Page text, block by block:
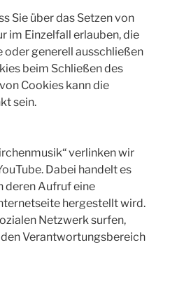
Sie über das Setzen von
im Einzelfall erlauben, die
generell ausschließen
beim Schließen des
Cookies kann die
sein.
verlinken wir
Dabei handelt es
deren Aufruf eine
hergestellt wird.
Netzwerk surfen,
Verantwortungsbereich